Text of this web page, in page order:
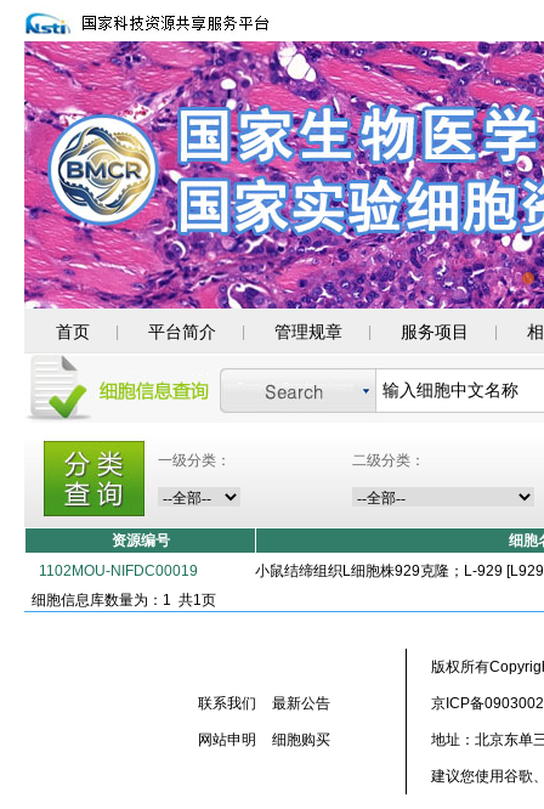
首页 平台简介 管理规章 服务项目
一级分类： 二级分类：
资源编号
细胞
1102MOU-NIFDC00019
小鼠结缔组织L细胞株929克隆；L-929
细胞信息库数量为：1 共1页
联系我们 最新公告
网站申明 细胞购买
版权所有
京ICP备
地址：北京东单
建议您使用谷歌